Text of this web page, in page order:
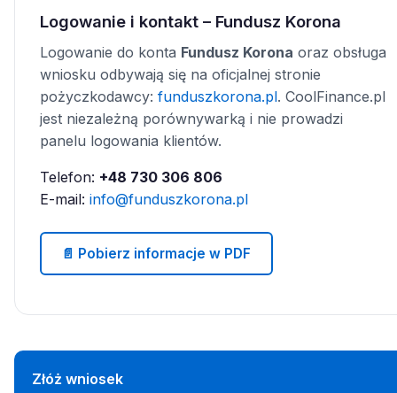
Logowanie i kontakt – Fundusz Korona
Logowanie do konta Fundusz Korona oraz obsługa
wniosku odbywają się na oficjalnej stronie
pożyczkodawcy: funduszkorona.pl. CoolFinance.pl
jest niezależną porównywarką i nie prowadzi
panelu logowania klientów.
Telefon: +48 730 306 806
E-mail: info@funduszkorona.pl
📄 Pobierz informacje w PDF
Złóż wniosek